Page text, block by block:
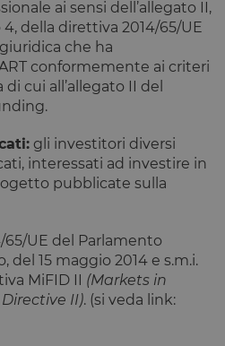
ai sensi dell’allegato II,
4, della direttiva 2014/65/UE
che ha
conformemente ai criteri
cui all’allegato II del
gli investitori diversi
interessati ad investire in
pubblicate sulla
65/UE del Parlamento
del 15 maggio 2014 e s.m.i.
MiFID II (Markets in
II). (si veda link: